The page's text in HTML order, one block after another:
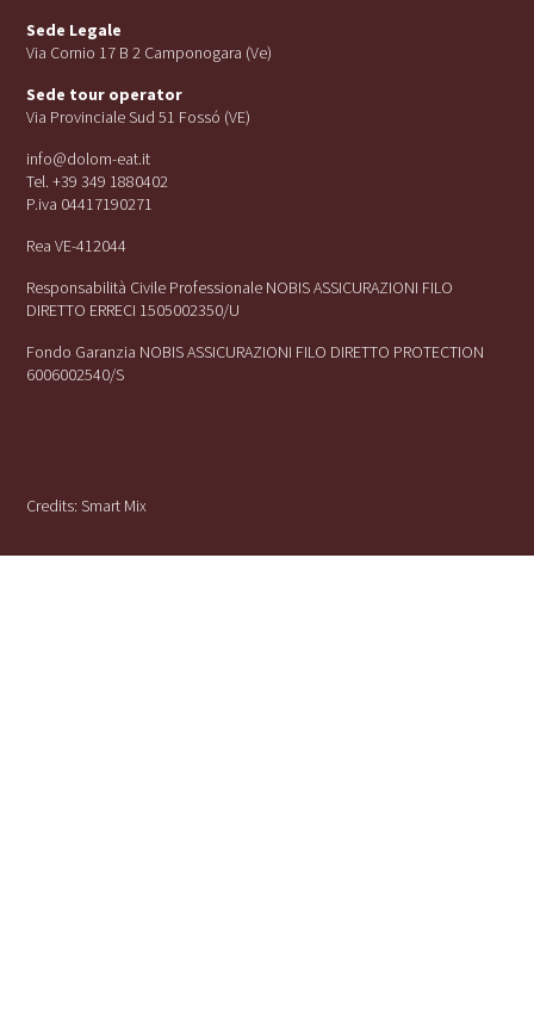
Sede Legale
Via Cornio 17 B 2 Camponogara (Ve)
Sede tour operator
Via Provinciale Sud 51 Fossó (VE)
info@dolom-eat.it
Tel. +39 349 1880402
P.iva 04417190271
Rea VE-412044
Responsabilità Civile Professionale NOBIS ASSICURAZIONI FILO
DIRETTO ERRECI 1505002350/U
Fondo Garanzia NOBIS ASSICURAZIONI FILO DIRETTO PROTECTION
6006002540/S
Credits:Smart Mix